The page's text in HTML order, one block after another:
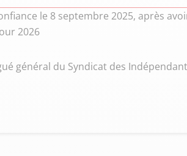
le 8 septembre 2025, après
2026
général du Syndicat des